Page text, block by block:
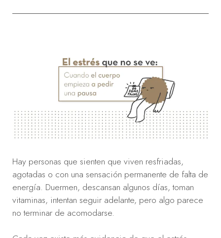
Hay personas que sienten que viven resfriadas,
agotadas o con una sensación permanente de falta de
energía. Duermen, descansan algunos días, toman
vitaminas, intentan seguir adelante, pero algo parece
no terminar de acomodarse.